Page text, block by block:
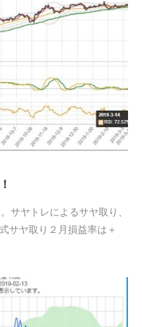
サヤトレによるサヤ取り、
サヤ取り２月損益率は＋